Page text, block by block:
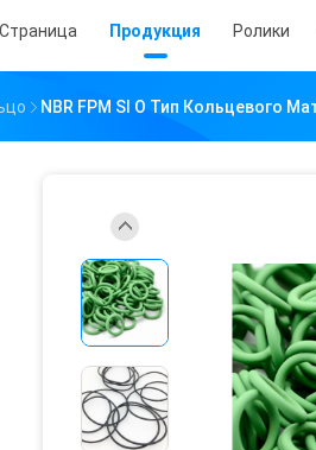
Продукция Ролики
NBR FPM SI O Тип Кольцевого